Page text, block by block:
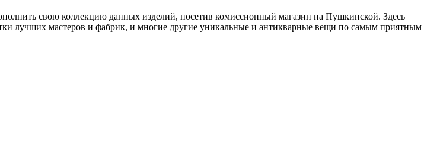
свою коллекцию данных изделий, посетив комиссионный магазин на Пушкинской. Здесь
лучших мастеров и фабрик, и многие другие уникальные и антикварные вещи по самым приятным